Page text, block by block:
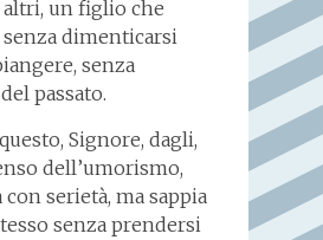
un figlio che
dimenticarsi
senza
passato.
Signore, dagli,
dell’umorismo,
con serietà, ma sappia
senza prendersi